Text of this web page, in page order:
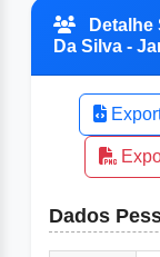
Da Silva -
Dados